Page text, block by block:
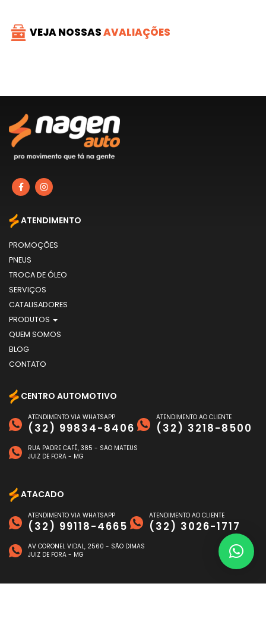
VEJA NOSSASAVALIAÇÕES
ATENDIMENTO
PROMOÇÕES
PNEUS
TROCA DE ÓLEO
SERVIÇOS
CATALISADORES
PRODUTOS
QUEM SOMOS
BLOG
CONTATO
CENTRO AUTOMOTIVO
ATENDIMENTO VIA WHATSAPP
(32) 99834-8406
ATENDIMENTO AO CLIENTE
(32) 3218-8500
RUA PADRE CAFÉ, 385 - SÃO MATEUS
JUIZ DE FORA - MG
ATACADO
ATENDIMENTO VIA WHATSAPP
(32) 99118-4665
ATENDIMENTO AO CLIENTE
(32) 3026-1717
AV CORONEL VIDAL, 2560 - SÃO DIMAS
JUIZ DE FORA - MG